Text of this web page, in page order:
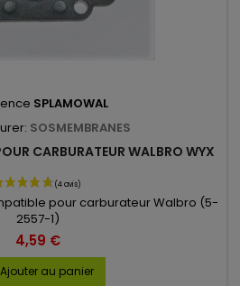
SPLAMOWAL
SOSMEMBRANES
CARBURATEUR WALBRO WYX
pour carburateur Walbro (5-
2557-1)
4,59 €
Ajouter au panier